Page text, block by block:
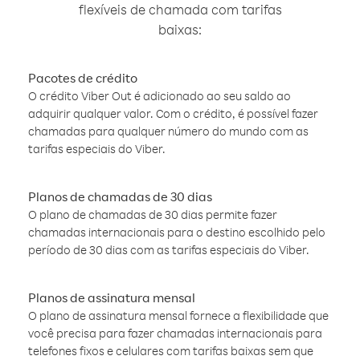
flexíveis de chamada com tarifas
baixas:
Pacotes de crédito
O crédito Viber Out é adicionado ao seu saldo ao
adquirir qualquer valor. Com o crédito, é possível fazer
chamadas para qualquer número do mundo com as
tarifas especiais do Viber.
Planos de chamadas de 30 dias
O plano de chamadas de 30 dias permite fazer
chamadas internacionais para o destino escolhido pelo
período de 30 dias com as tarifas especiais do Viber.
Planos de assinatura mensal
O plano de assinatura mensal fornece a flexibilidade que
você precisa para fazer chamadas internacionais para
telefones fixos e celulares com tarifas baixas sem que